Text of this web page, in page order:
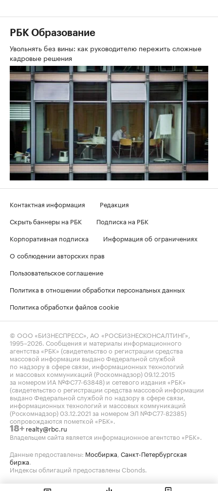
РБК Образование
Увольнять без вины: как руководителю пережить сложные
кадровые решения
Контактная информация
Редакция
Скрыть баннеры на РБК
Подписка на РБК
Корпоративная подписка
Информация об ограничениях
О соблюдении авторских прав
Пользовательское соглашение
Политика в отношении обработки персональных данных
Политика обработки файлов cookie
© ООО «БИЗНЕСПРЕСС», АО «РОСБИЗНЕСКОНСАЛТИНГ»,
1995–2026. Сообщения и материалы информационного
агентства «РБК» (свидетельство о регистрации средства
массовой информации выдано Федеральной службой
по надзору в сфере связи, информационных технологий
и массовых коммуникаций (Роскомнадзор) 09.12.2015
за номером ИА №ФС77-63848) и сетевого издания «РБК»
(свидетельство о регистрации средства массовой информации
выдано Федеральной службой по надзору в сфере связи,
информационных технологий и массовых коммуникаций
(Роскомнадзор) 03.12.2021 за номером ЭЛ №ФС77-82385)
сопровождаются пометкой «РБК».
18+ realty@rbc.ru
Владельцем сайта является информационное агентство «РБК».
Данные предоставлены: Мосбиржа, Санкт-Петербургская
биржа.
Индексы облигаций предоставлены Cbonds.